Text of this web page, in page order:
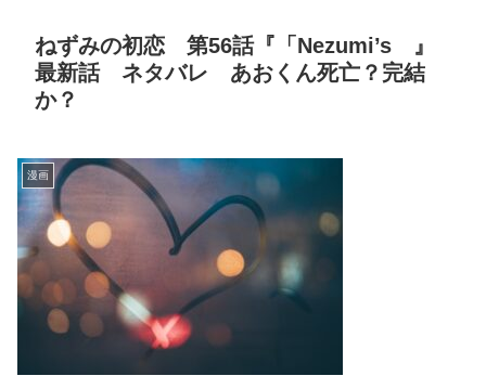
ねずみの初恋 第56話『「Nezumi’s 』
最新話 ネタバレ あおくん死亡？完結
か？
漫画